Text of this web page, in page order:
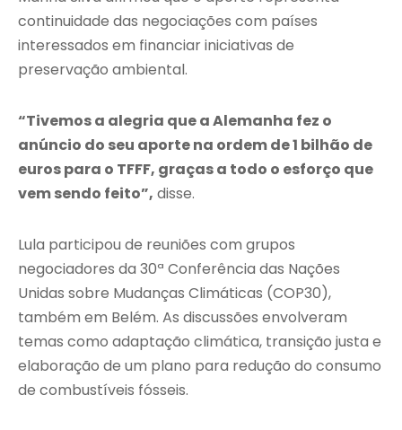
continuidade das negociações com países
interessados em financiar iniciativas de
preservação ambiental.
“Tivemos a alegria que a Alemanha fez o
anúncio do seu aporte na ordem de 1 bilhão de
euros para o TFFF, graças a todo o esforço que
vem sendo feito”, disse.
Lula participou de reuniões com grupos
negociadores da 30ª Conferência das Nações
Unidas sobre Mudanças Climáticas (COP30),
também em Belém. As discussões envolveram
temas como adaptação climática, transição justa e
elaboração de um plano para redução do consumo
de combustíveis fósseis.